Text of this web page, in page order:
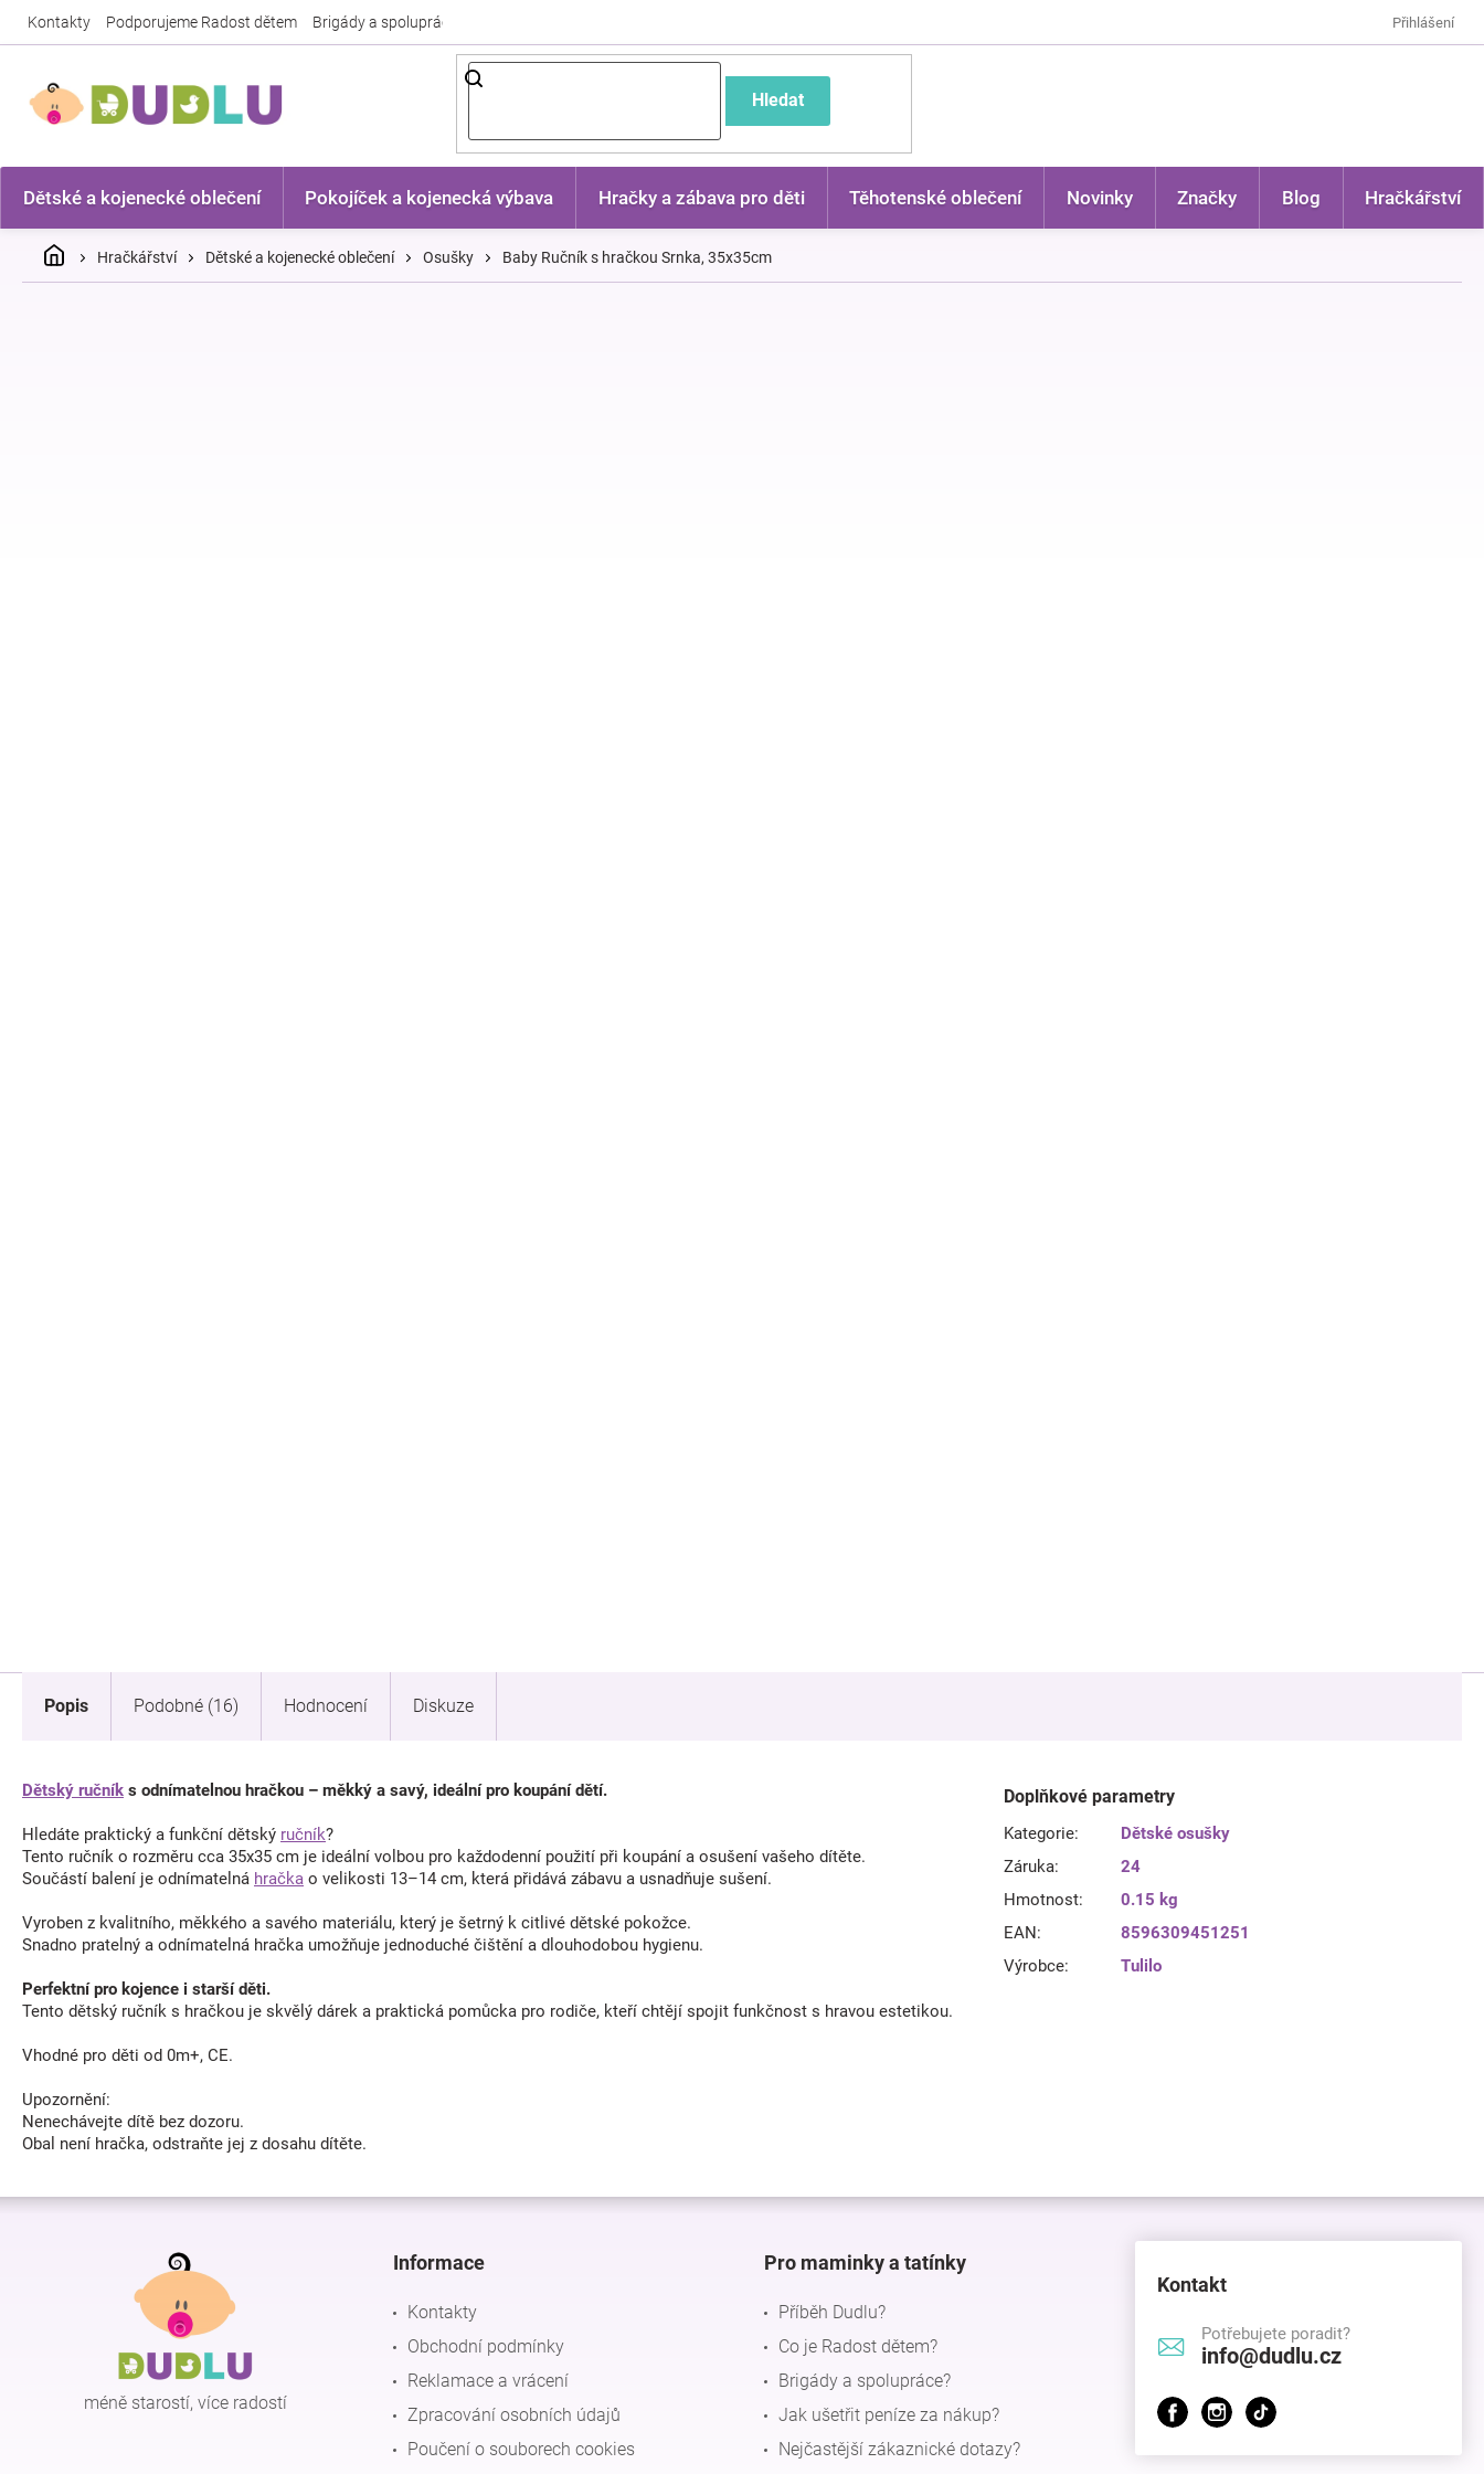
Kontakty Podporujeme Radost dětem Brigády a spolupráce Přihlášení
Hledat
Dětské a kojenecké oblečení Pokojíček a kojenecká výbava Hračky a zábava pro děti Těhotenské oblečení Novinky Značky Blog Hračkářství
DomůHračkářství Dětské a kojenecké oblečení Osušky Baby Ručník s hračkou Srnka, 35x35cm
Popis Podobné (16) Hodnocení Diskuze
Dětský ručník s odnímatelnou hračkou – měkký a savý, ideální pro koupání dětí.
Hledáte praktický a funkční dětský ručník?
Tento ručník o rozměru cca 35x35 cm je ideální volbou pro každodenní použití při koupání a osušení vašeho dítěte.
Součástí balení je odnímatelná hračka o velikosti 13–14 cm, která přidává zábavu a usnadňuje sušení.
Vyroben z kvalitního, měkkého a savého materiálu, který je šetrný k citlivé dětské pokožce.
Snadno pratelný a odnímatelná hračka umožňuje jednoduché čištění a dlouhodobou hygienu.
Perfektní pro kojence i starší děti.
Tento dětský ručník s hračkou je skvělý dárek a praktická pomůcka pro rodiče, kteří chtějí spojit funkčnost s hravou estetikou.
Vhodné pro děti od 0m+, CE.
Upozornění:
Nenechávejte dítě bez dozoru.
Obal není hračka, odstraňte jej z dosahu dítěte.
Doplňkové parametry
Kategorie:
Dětské osušky
Záruka:
24
Hmotnost:
0.15 kg
EAN:
8596309451251
Výrobce: Tulilo
Z
méně starostí, více radostí
Informace
Kontakty
Obchodní podmínky
Reklamace a vrácení
Zpracování osobních údajů
Poučení o souborech cookies
Pro maminky a tatínky
Příběh Dudlu?
Co je Radost dětem?
Brigády a spolupráce?
Jak ušetřit peníze za nákup?
Nejčastější zákaznické dotazy?
Kontakt
Potřebujete poradit?
info@dudlu.cz